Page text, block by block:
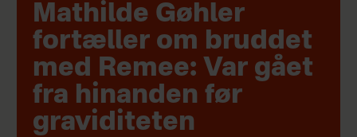
Mathilde Gøhler
fortæller om bruddet
med Remee: Var gået
fra hinanden før
graviditeten